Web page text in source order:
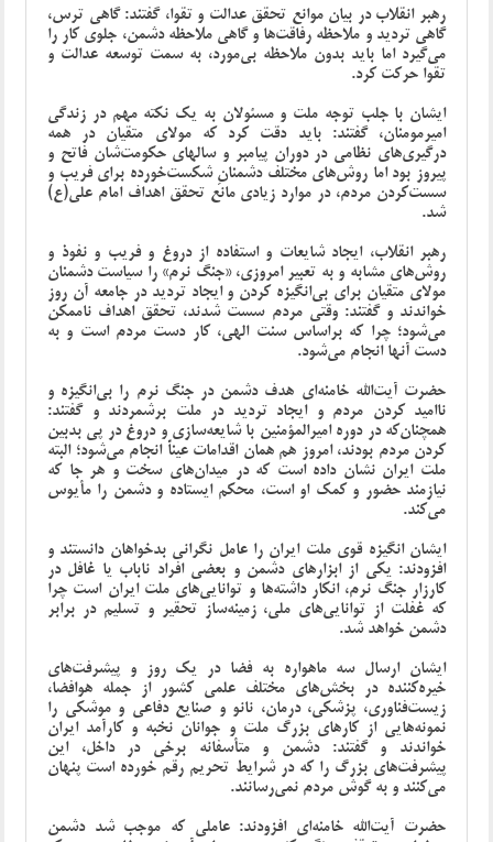
رهبر انقلاب در بیان موانع تحقق عدالت و تقوا، گفتند: گاهی ترس،
گاهی تردید و ملاحظه رفاقت‌ها و گاهی ملاحظه دشمن، جلوی کار را
می‌گیرد اما باید بدون ملاحظه بی‌مورد، به سمت توسعه عدالت و
تقوا حرکت کرد.
ایشان با جلب توجه ملت و مسئولان به یک نکته مهم در زندگی
امیرمومنان، گفتند: باید دقت کرد که مولای متقیان در همه
درگیری‌های نظامی در دوران پیامبر و سالهای حکومت‌شان فاتح و
پیروز بود اما روش‌های مختلف دشمنانِ شکست‌خورده برای فریب و
سست‌کردن مردم، در موارد زیادی مانع تحقق اهداف امام علی(ع)
شد.
رهبر انقلاب، ایجاد شایعات و استفاده از دروغ و فریب و نفوذ و
روش‌های مشابه و به تعبیر امروزی، «جنگ نرم» را سیاست دشمنان
مولای متقیان برای بی‌انگیزه کردن و ایجاد تردید در جامعه آن روز
خواندند و گفتند: وقتی مردم سست شدند، تحقق اهداف ناممکن
می‌شود؛ چرا که براساس سنت الهی، کار دست مردم است و به
دست آنها انجام می‌شود.
حضرت آیت‌الله خامنه‌ای هدف دشمن در جنگ نرم را بی‌انگیزه و
ناامید کردن مردم و ایجاد تردید در ملت برشمردند و گفتند:
همچنان‌که در دوره امیرالمؤمنین با شایعه‌سازی و دروغ در پی بدبین
کردن مردم بودند، امروز هم همان اقدامات عیناً انجام می‌شود؛ البته
ملت ایران نشان داده است که در میدان‌های سخت و هر جا که
نیازمند حضور و کمک او است، محکم ایستاده و دشمن را مأیوس
می‌کند.
ایشان انگیزه قوی ملت ایران را عامل نگرانی بدخواهان دانستند و
افزودند: یکی از ابزارهای دشمن و بعضی افراد ناباب یا غافل در
کارزار جنگ نرم، انکار داشته‌ها و توانایی‌های ملت ایران است چرا
که غفلت از توانایی‌های ملی، زمینه‌ساز تحقیر و تسلیم در برابر
دشمن خواهد شد.
ایشان ارسال سه ماهواره به فضا در یک روز و پیشرفت‌های
خیره‌کننده در بخش‌های مختلف علمی کشور از جمله هوافضا،
زیست‌فناوری، پزشکی، درمان، نانو و صنایع دفاعی و موشکی را
نمونه‌هایی از کارهای بزرگ ملت و جوانان نخبه و کارآمد ایران
خواندند و گفتند: دشمن و متأسفانه برخی در داخل، این
پیشرفت‌های بزرگ را که در شرایط تحریم رقم خورده است پنهان
می‌کنند و به گوش مردم نمی‌رسانند.
حضرت آیت‌الله خامنه‌ای افزودند: عاملی که موجب شد دشمن